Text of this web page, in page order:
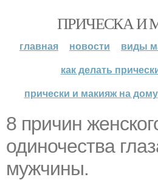
ПРИЧЕСКА И
главная новости
виды
как делать
прически и макияж на дому
8 причин
одиночества
мужчины.